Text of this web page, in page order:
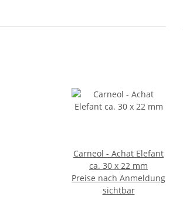
Carneol - Achat Elefant
ca. 30 x 22 mm
Preise nach Anmeldung
sichtbar